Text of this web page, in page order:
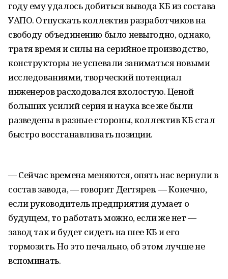
году ему удалось добиться вывода КБ из состава
УАПО. Отпускать коллектив разработчиков на
свободу объединению было невыгодно, однако,
тратя время и силы на серийное производство,
конструкторы не успевали заниматься новыми
исследованиями, творческий потенциал
инженеров расходовался вхолостую. Ценой
больших усилий серия и наука все же были
разведены в разные стороны, коллектив КБ стал
быстро восстанавливать позиции.
— Сейчас времена меняются, опять нас вернули в
состав завода, — говорит Дегтярев. — Конечно,
если руководитель предприятия думает о
будущем, то работать можно, если же нет —
завод так и будет сидеть на шее КБ и его
тормозить. Но это печально, об этом лучше не
вспоминать.